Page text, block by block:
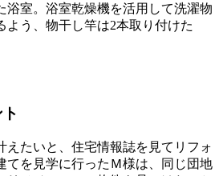
浴室。浴室乾燥機を活用して洗濯物
よう、物干し竿は2本取り付けた
たいと、住宅情報誌を見てリフォ
てを見学に行ったＭ様は、同じ団地